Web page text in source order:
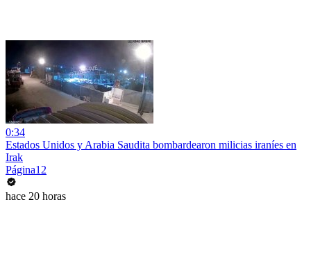
0:34
Estados Unidos y Arabia Saudita bombardearon milicias iraníes en
Irak
Página12
hace 20 horas